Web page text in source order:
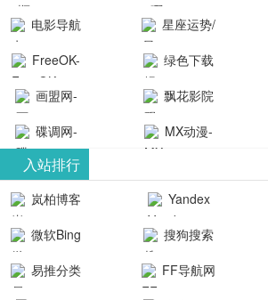
航-办公运营
院-哪吒影院
提供最新、
最全的高清
电影、电视
剧、动漫和
综艺节目免
费观看。平
台内容丰
富，更新快
速，支持在
线观看，满
电影导航
- 免费看电影
就来这！ | 快
导航网-免费
看电影就来
这！收录大
量免费看电
影网站！
星座运势/
最星座/美国
神婆星座网
FreeOK-
FreeOK影视
官网-最新影
视资源|追剧
也很卷
绿色下载
吧
画盟网-
画师联盟官
网
_huashilm.com_
动漫综合
飘花影院
网
碟调网-
碟调网为您
提供最新电
视剧和2025
年最新电影
的在线观
看，快来碟
MX动漫-
漫免费在线
观看
入站排行
岚柏博客
Yandex
搜索
微软Bing
搜狗搜索
引擎
易推分类
目录网
FF导航网